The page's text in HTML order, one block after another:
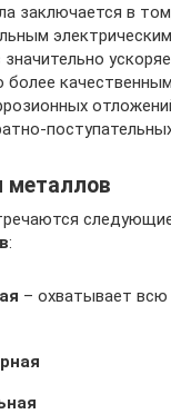
заключается в
более
металлов
:
– охватывает всю